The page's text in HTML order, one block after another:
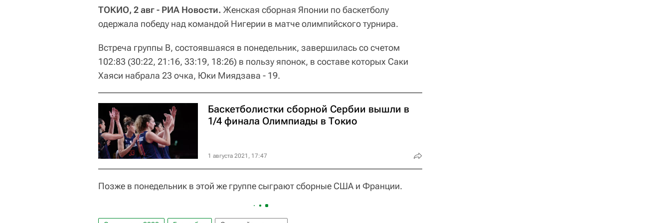
ТОКИО, 2 авг - РИА Новости. Женская сборная Японии по баскетболу
одержала победу над командой Нигерии в матче олимпийского турнира.
Встреча группы В, состоявшаяся в понедельник, завершилась со счетом
102:83 (30:22, 21:16, 33:19, 18:26) в пользу японок, в составе которых Саки
Хаяси набрала 23 очка, Юки Миядзава - 19.
Баскетболистки сборной Сербии вышли в
1/4 финала Олимпиады в Токио
1 августа 2021, 17:47
Позже в понедельник в этой же группе сыграют сборные США и Франции.